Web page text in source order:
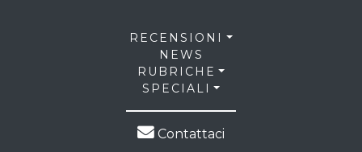
RECENSIONI
NEWS
RUBRICHE
SPECIALI
Contattaci